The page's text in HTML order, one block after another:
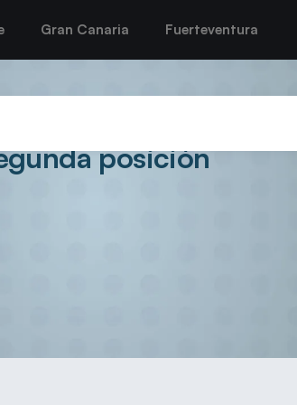
Gran Canaria Fuerteventura
Arrecife se lleva el
posición